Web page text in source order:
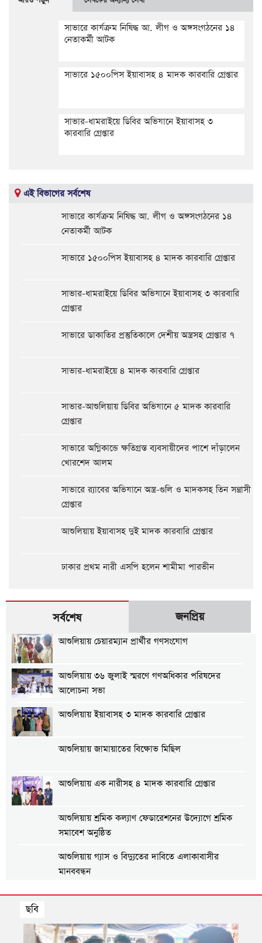
সাভারে কার্যক্রম নিষিদ্ধ আ. লীগ ও অঙ্গসংগঠনের ১৪
নেতাকর্মী আটক
সাভারে ১৫০০পিস ইয়াবাসহ ৪ মাদক কারবারি গ্রেপ্তার
সাভার-ধামরাইয়ে ডিবির অভিযানে ইয়াবাসহ ৩
কারবারি গ্রেপ্তার
এই বিভাগের সর্বশেষ
সাভারে কার্যক্রম নিষিদ্ধ আ. লীগ ও অঙ্গসংগঠনের ১৪
নেতাকর্মী আটক
সাভারে ১৫০০পিস ইয়াবাসহ ৪ মাদক কারবারি গ্রেপ্তার
সাভার-ধামরাইয়ে ডিবির অভিযানে ইয়াবাসহ ৩ কারবারি
গ্রেপ্তার
সাভারে ডাকাতির প্রস্তুতিকালে দেশীয় অস্ত্রসহ গ্রেপ্তার ৭
সাভার-ধামরাইয়ে ৪ মাদক কারবারি গ্রেপ্তার
সাভার-আশুলিয়ায় ডিবির অভিযানে ৫ মাদক কারবারি
গ্রেপ্তার
সাভারে অগ্নিকান্ডে ক্ষতিগ্রস্ত ব্যবসায়ীদের পাশে দাঁড়ালেন
খোরশেদ আলম
সাভারে র‍্যাবের অভিযানে অস্ত্র-গুলি ও মাদকসহ তিন সন্ত্রাসী
গ্রেপ্তার
আশুলিয়ায় ইয়াবাসহ দুই মাদক কারবারি গ্রেপ্তার
ঢাকার প্রথম নারী এসপি হলেন শামীমা পারভীন
সর্বশেষ জনপ্রিয়
আশুলিয়ায় চেয়ারম্যান প্রার্থীর গণসংযোগ
আশুলিয়ায় ৩৬ জুলাই স্মরণে গণঅধিকার পরিষদের
আলোচনা সভা
আশুলিয়ায় ইয়াবাসহ ৩ মাদক কারবারি গ্রেপ্তার
আশুলিয়ায় জামায়াতের বিক্ষোভ মিছিল
আশুলিয়ায় এক নারীসহ ৪ মাদক কারবারি গ্রেপ্তার
আশুলিয়ায় শ্রমিক কল্যাণ ফেডারেশনের উদ্যোগে শ্রমিক
সমাবেশ অনুষ্ঠিত
আশুলিয়ায় গ্যাস ও বিদ্যুতের দাবিতে এলাকাবাসীর
মানববন্ধন
আশুলিয়ায় প্রীতি ফুটবল ম্যাচ অনুষ্ঠিত
আশুলিয়ায় শিল্প প্রতিষ্ঠানে নিরবিচ্ছিন্ন গ্যাস ও বিদ্যুৎ
ছবি